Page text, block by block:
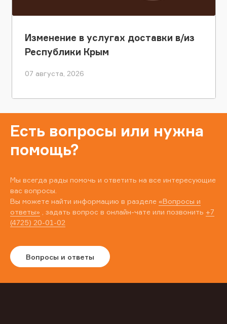
Изменение в услугах доставки в/из
Республики Крым
07 августа, 2026
Есть вопросы или нужна
помощь?
Мы всегда рады помочь и ответить на все интересующие
вас вопросы.
Вы можете найти информацию в разделе «Вопросы и
ответы» , задать вопрос в онлайн-чате или позвонить +7
(4725) 20-01-02
Вопросы и ответы